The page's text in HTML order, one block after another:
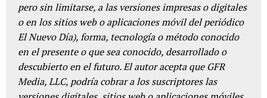
pero sin limitarse, a las versiones impresas o digitales
o en los sitios web o aplicaciones móvil del periódico
El Nuevo Día), forma, tecnología o método conocido
en el presente o que sea conocido, desarrollado o
descubierto en el futuro. El autor acepta que GFR
Media, LLC, podría cobrar a los suscriptores las